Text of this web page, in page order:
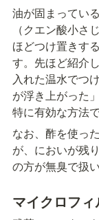
油が固まってい
（クエン酸小さ
ほどつけ置きす
す。先ほど紹介
入れた温水でつ
が浮き上がった
特に有効な方法で
なお、酢を使っ
が、においが残
の方が無臭で扱
マイクロフ